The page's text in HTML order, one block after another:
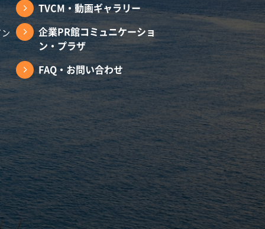
TVCM・動画ギャラリー
企業PR館コミュニケーショ
ン・プラザ
FAQ・お問い合わせ